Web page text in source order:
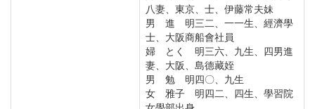
八妻、東京、士、伊藤常夫妹
男 進 明三二、一一生、經濟學
士、大阪商船會社員
婦 とく 明三六、九生、四男進
妻、大阪、島德藏姪
男 勉 明四〇、九生
女 雅子 明四二、四生、學習院